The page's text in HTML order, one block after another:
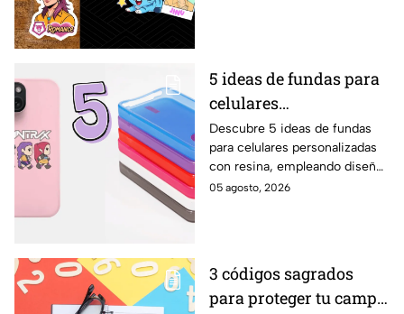
5 ideas de fundas para
celulares
personalizadas con
resina de las KPop
Demon Hunters
Descubre 5 ideas de fundas
para celulares personalizadas
con resina, empleando diseños
de las KPop Demon Hunters
05 agosto, 2026
3 códigos sagrados
para proteger tu campo